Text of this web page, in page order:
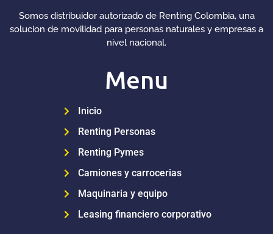
Somos distribuidor autorizado de Renting Colombia, una
solucion de movilidad para personas naturales y empresas a
nivel nacional.
Menu
Inicio
Renting Personas
Renting Pymes
Camiones y carrocerias
Maquinaria y equipo
Leasing financiero corporativo